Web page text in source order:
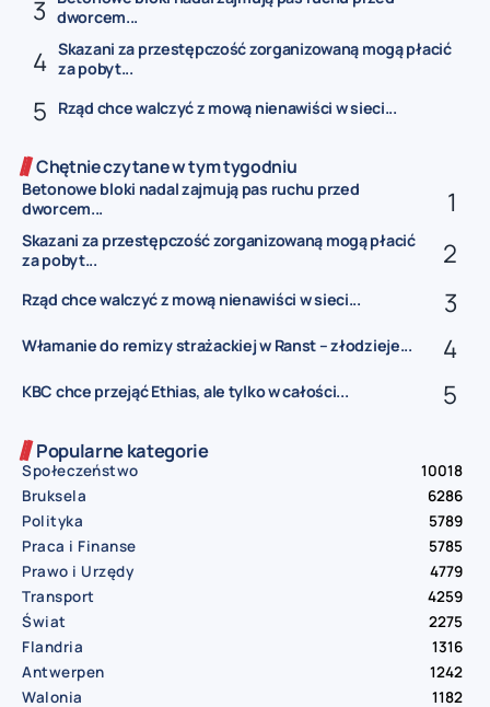
dworcem...
Skazani za przestępczość zorganizowaną mogą płacić
za pobyt...
Rząd chce walczyć z mową nienawiści w sieci...
Chętnie czytane w tym tygodniu
Betonowe bloki nadal zajmują pas ruchu przed
dworcem...
Skazani za przestępczość zorganizowaną mogą płacić
za pobyt...
Rząd chce walczyć z mową nienawiści w sieci...
Włamanie do remizy strażackiej w Ranst – złodzieje...
KBC chce przejąć Ethias, ale tylko w całości...
Popularne kategorie
Społeczeństwo
10018
Bruksela
6286
Polityka
5789
Praca i Finanse
5785
Prawo i Urzędy
4779
Transport
4259
Świat
2275
Flandria
1316
Antwerpen
1242
Walonia
1182